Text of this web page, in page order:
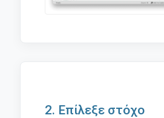
2. Επίλεξε στόχο